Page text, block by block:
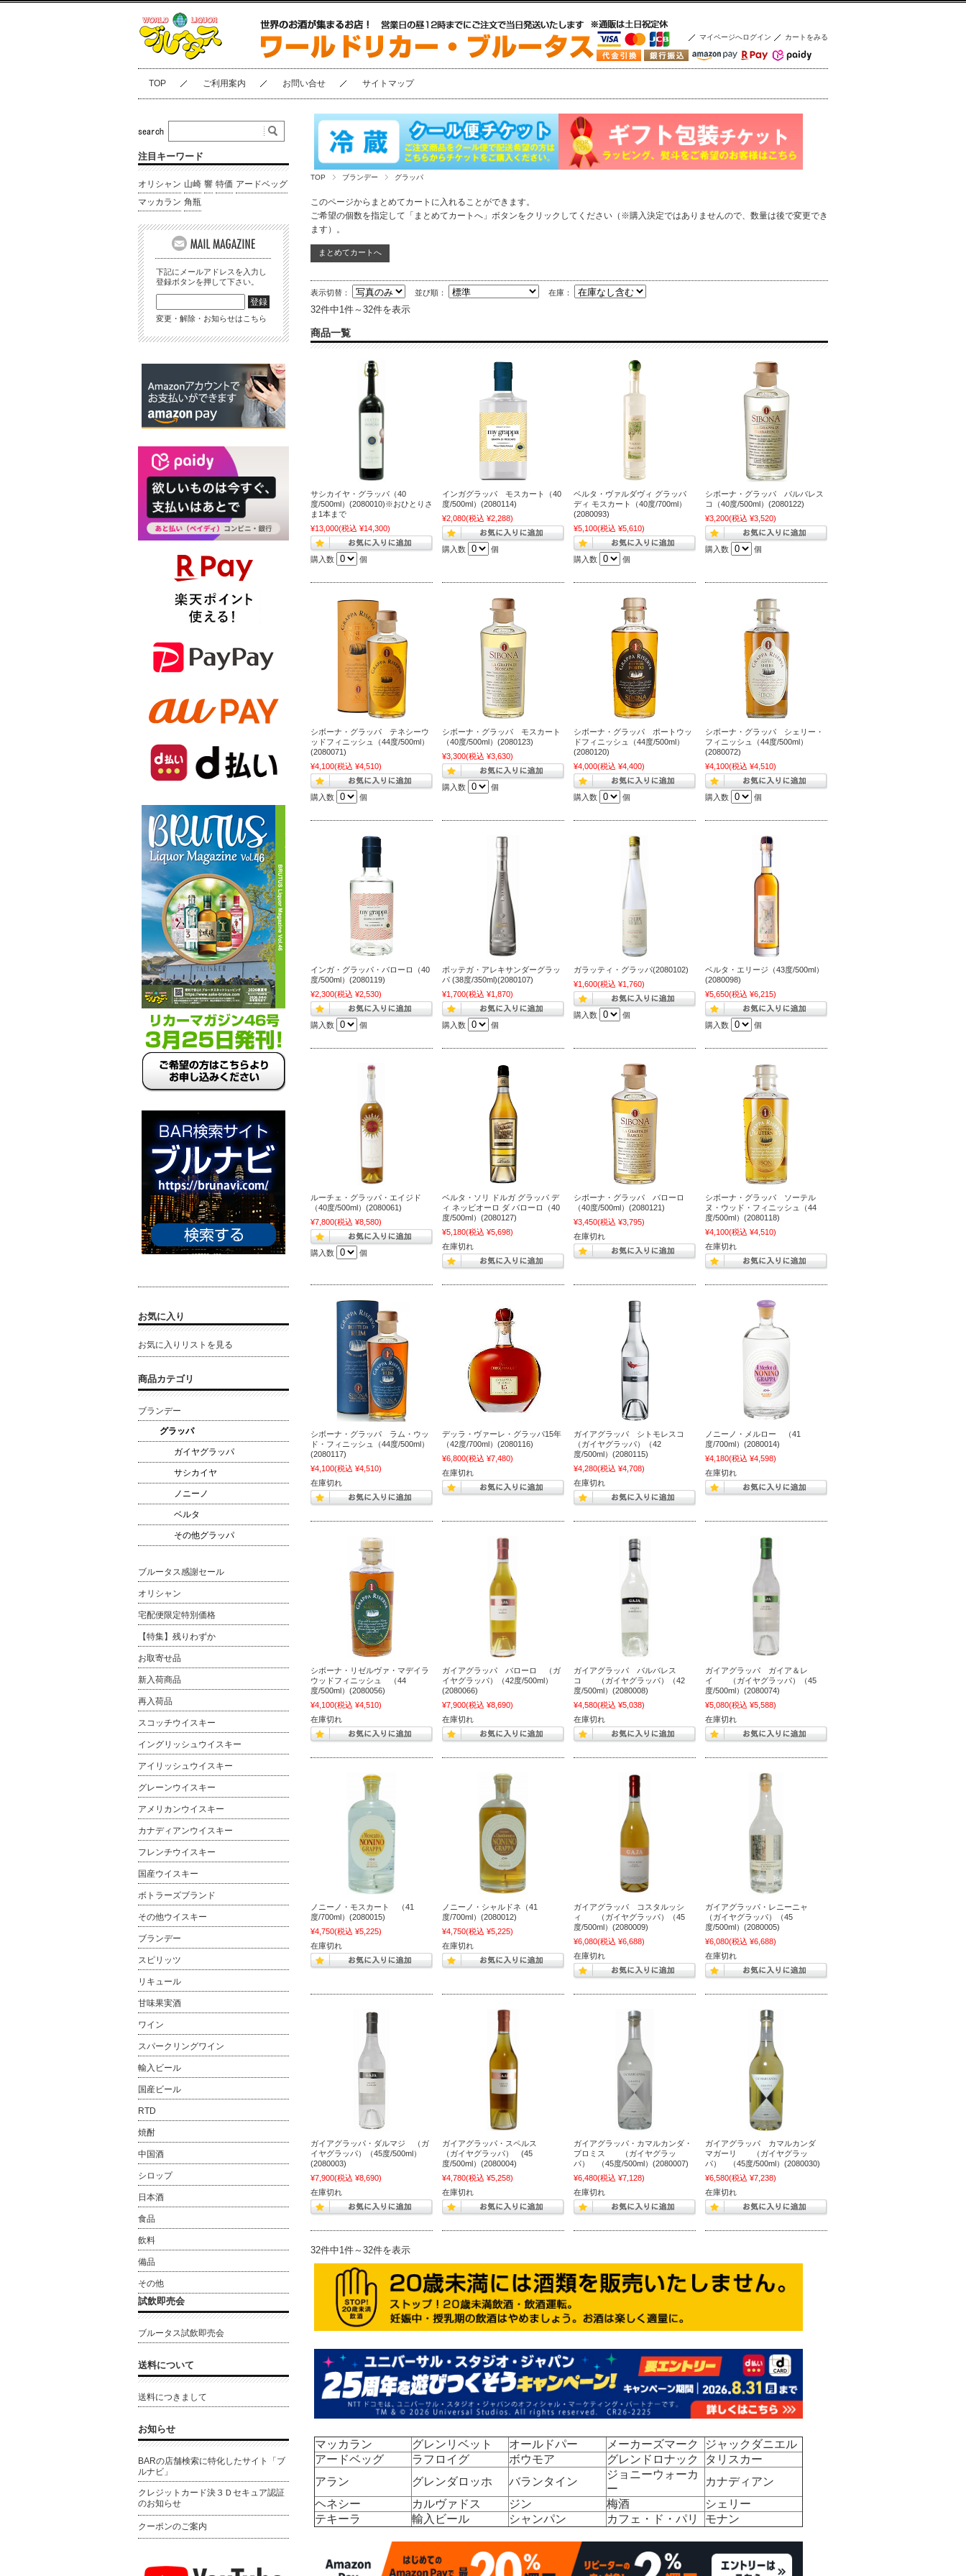
マイページへログイン カートをみる
TOP ご利用案内 お問い合せ サイトマップ
TOP ブランデー グラッパ
このページからまとめてカートに入れることができます。
ご希望の個数を指定して「まとめてカートへ」ボタンをクリックしてください（※購入決定ではありませんので、数量は後で変更でき
ます）。
表示切替： 並び順： 在庫：
32件中1件～32件を表示
商品一覧
サシカイヤ・グラッパ（40
度/500ml）(2080010)※おひとりさ
ま1本まで
¥13,000(税込 ¥14,300)
購入数 個
インガグラッパ モスカート（40
度/500ml）(2080114)
¥2,080(税込 ¥2,288)
購入数 個
ベルタ・ヴァルダヴィ グラッパ
ディ モスカート（40度/700ml）
(2080093)
¥5,100(税込 ¥5,610)
購入数 個
シボーナ・グラッパ バルバレス
コ（40度/500ml）(2080122)
¥3,200(税込 ¥3,520)
購入数 個
シボーナ・グラッパ テネシーウ
ッドフィニッシュ（44度/500ml）
(2080071)
¥4,100(税込 ¥4,510)
購入数 個
シボーナ・グラッパ モスカート
（40度/500ml）(2080123)
¥3,300(税込 ¥3,630)
購入数 個
シボーナ・グラッパ ポートウッ
ドフィニッシュ（44度/500ml）
(2080120)
¥4,000(税込 ¥4,400)
購入数 個
シボーナ・グラッパ シェリー・
フィニッシュ（44度/500ml）
(2080072)
¥4,100(税込 ¥4,510)
購入数 個
インガ・グラッパ・バローロ（40
度/500ml）(2080119)
¥2,300(税込 ¥2,530)
購入数 個
ボッテガ・アレキサンダーグラッ
パ (38度/350ml)(2080107)
¥1,700(税込 ¥1,870)
購入数 個
ガラッティ・グラッパ(2080102)
¥1,600(税込 ¥1,760)
購入数 個
ベルタ・エリージ（43度/500ml）
(2080098)
¥5,650(税込 ¥6,215)
購入数 個
ルーチェ・グラッパ・エイジド
（40度/500ml）(2080061)
¥7,800(税込 ¥8,580)
購入数 個
ベルタ・ソリ ドルガ グラッパ デ
ィ ネッビオーロ ダ バローロ（40
度/500ml）(2080127)
¥5,180(税込 ¥5,698)
在庫切れ
シボーナ・グラッパ バローロ
（40度/500ml）(2080121)
¥3,450(税込 ¥3,795)
在庫切れ
シボーナ・グラッパ ソーテル
ヌ・ウッド・フィニッシュ（44
度/500ml）(2080118)
¥4,100(税込 ¥4,510)
在庫切れ
シボーナ・グラッパ ラム・ウッ
ド・フィニッシュ（44度/500ml）
(2080117)
¥4,100(税込 ¥4,510)
在庫切れ
デッラ・ヴァーレ・グラッパ15年
（42度/700ml）(2080116)
¥6,800(税込 ¥7,480)
在庫切れ
ガイアグラッパ シトモレスコ
（ガイヤグラッパ）（42
度/500ml）(2080115)
¥4,280(税込 ¥4,708)
在庫切れ
ノニーノ・メルロー （41
度/700ml）(2080014)
¥4,180(税込 ¥4,598)
在庫切れ
シボーナ・リゼルヴァ・マデイラ
ウッドフィニッシュ （44
度/500ml）(2080056)
¥4,100(税込 ¥4,510)
在庫切れ
ガイアグラッパ バローロ （ガ
イヤグラッパ）（42度/500ml）
(2080066)
¥7,900(税込 ¥8,690)
在庫切れ
ガイアグラッパ バルバレス
コ （ガイヤグラッパ）（42
度/500ml）(2080008)
¥4,580(税込 ¥5,038)
在庫切れ
ガイアグラッパ ガイア＆レ
イ （ガイヤグラッパ）（45
度/500ml）(2080074)
¥5,080(税込 ¥5,588)
在庫切れ
ノニーノ・モスカート （41
度/700ml）(2080015)
¥4,750(税込 ¥5,225)
在庫切れ
ノニーノ・シャルドネ（41
度/700ml）(2080012)
¥4,750(税込 ¥5,225)
在庫切れ
ガイアグラッパ コスタルッシ
ィ （ガイヤグラッパ）（45
度/500ml）(2080009)
¥6,080(税込 ¥6,688)
在庫切れ
ガイアグラッパ・レニーニャ
（ガイヤグラッパ）（45
度/500ml）(2080005)
¥6,080(税込 ¥6,688)
在庫切れ
ガイアグラッパ・ダルマジ （ガ
イヤグラッパ）（45度/500ml）
(2080003)
¥7,900(税込 ¥8,690)
在庫切れ
ガイアグラッパ・スペルス
（ガイヤグラッパ） (45
度/500ml）(2080004)
¥4,780(税込 ¥5,258)
在庫切れ
ガイアグラッパ・カマルカンダ・
プロミス （ガイヤグラッ
パ） （45度/500ml）(2080007)
¥6,480(税込 ¥7,128)
在庫切れ
ガイアグラッパ カマルカンダ
マガーリ （ガイヤグラッ
パ） （45度/500ml）(2080030)
¥6,580(税込 ¥7,238)
在庫切れ
32件中1件～32件を表示
マッカラン グレンリベット オールドパー メーカーズマーク
ジャックダニエル
アードベッグ
ラフロイグ ボウモア グレンドロナック
タリスカー
アラン
グレンダロッホ バランタイン
ジョニーウォーカ
ー
カナディアン
ヘネシー
カルヴァドス ジン 梅酒
シェリー
テキーラ
輸入ビール シャンパン カフェ・ド・パリ モナン
注目キーワード
オリシャン 山崎 響 特価 アードベッグ
マッカラン 角瓶
下記にメールアドレスを入力し
登録ボタンを押して下さい。
変更・解除・お知らせはこちら
お気に入り
お気に入りリストを見る
商品カテゴリ
ブランデー
グラッパ
ガイヤグラッパ
サシカイヤ
ノニーノ
ベルタ
その他グラッパ
ブルータス感謝セール
オリシャン
宅配便限定特別価格
【特集】残りわずか
お取寄せ品
新入荷商品
再入荷品
スコッチウイスキー
イングリッシュウイスキー
アイリッシュウイスキー
グレーンウイスキー
アメリカンウイスキー
カナディアンウイスキー
フレンチウイスキー
国産ウイスキー
ボトラーズブランド
その他ウイスキー
ブランデー
スピリッツ
リキュール
甘味果実酒
ワイン
スパークリングワイン
輸入ビール
国産ビール
RTD
焼酎
中国酒
シロップ
日本酒
食品
飲料
備品
その他
試飲即売会
ブルータス試飲即売会
送料について
送料につきまして
お知らせ
BARの店舗検索に特化したサイト「ブ
ルナビ」
クレジットカード決３Ｄセキュア認証
のお知らせ
クーポンのご案内